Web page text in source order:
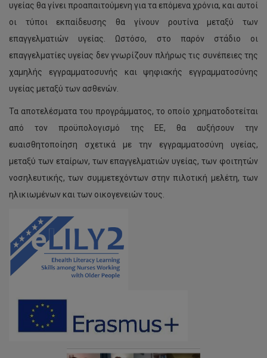
υγείας θα γίνει προαπαιτούμενη για τα επόμενα χρόνια, και αυτοί
οι τύποι εκπαίδευσης θα γίνουν ρουτίνα μεταξύ των
επαγγελματιών υγείας. Ωστόσο, στο παρόν στάδιο οι
επαγγελματίες υγείας δεν γνωρίζουν πλήρως τις συνέπειες της
χαμηλής εγγραμματοσυνής και ψηφιακής εγγραμματοσύνης
υγείας μεταξύ των ασθενών.
Τα αποτελέσματα του προγράμματος, το οποίο χρηματοδοτείται
από τον προϋπολογισμό της ΕΕ, θα αυξήσουν την
ευαισθητοποίηση σχετικά με την εγγραμματοσύνη υγείας,
μεταξύ των εταίρων, των επαγγελματιών υγείας, των φοιτητών
νοσηλευτικής, των συμμετεχόντων στην πιλοτική μελέτη, των
ηλικιωμένων και των οικογενειών τους.